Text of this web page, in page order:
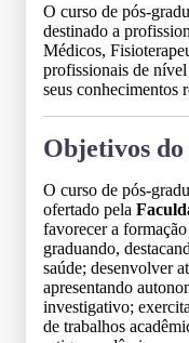
O curso de pós-
destinado a
Médicos,
profissionais de
seus conhecimentos
Objetivos
O curso de pós-
ofertado pela
favorecer a
graduando,
saúde; desenvolver
apresentando
investigativo;
de trabalhos